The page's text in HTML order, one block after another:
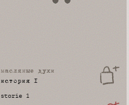
масляные духи
история 1
storie 1